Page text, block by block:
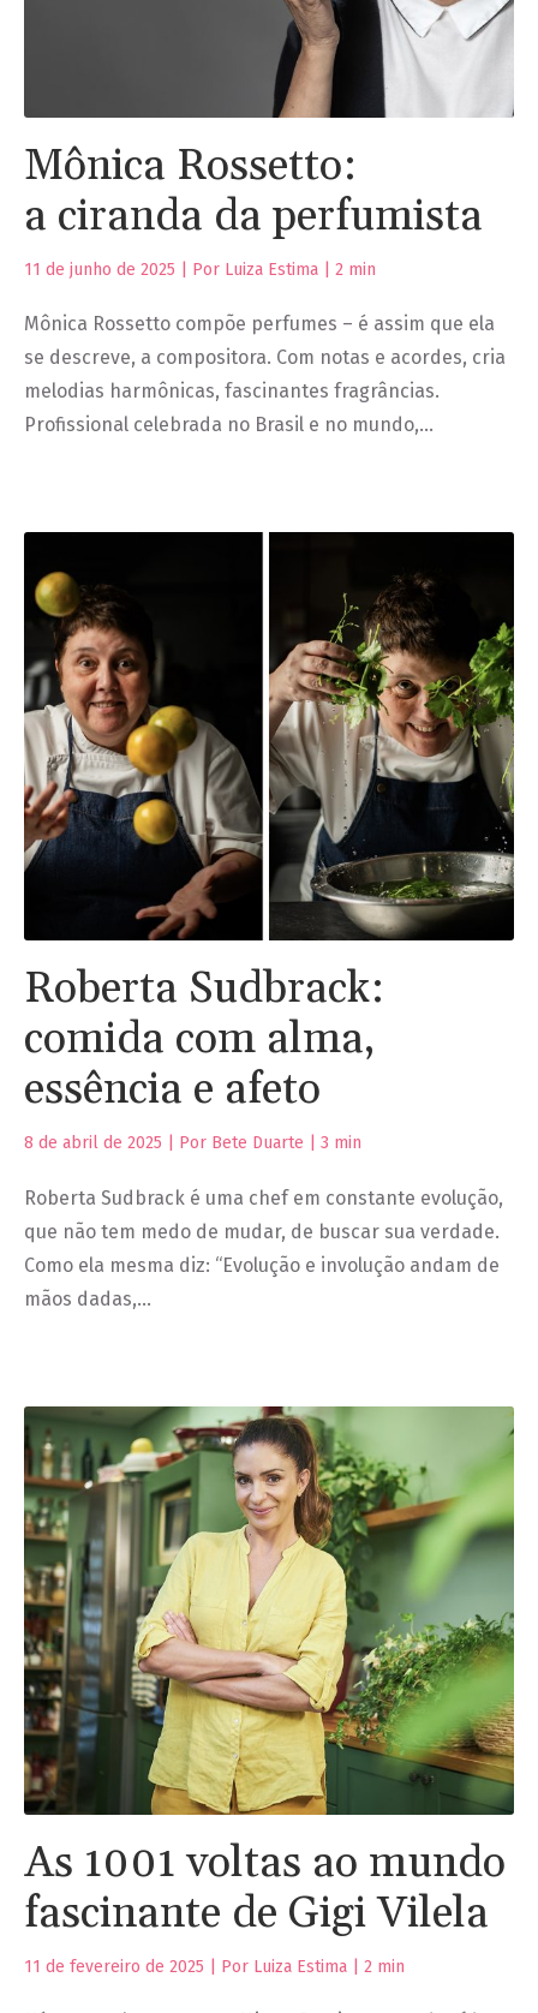
Mônica Rossetto:
a ciranda da perfumista
11 de junho de 2025 | Por Luiza Estima | 2 min
Mônica Rossetto compõe perfumes – é assim que ela
se descreve, a compositora. Com notas e acordes, cria
melodias harmônicas, fascinantes fragrâncias.
Profissional celebrada no Brasil e no mundo,…
Roberta Sudbrack:
comida com alma,
essência e afeto
8 de abril de 2025 | Por Bete Duarte | 3 min
Roberta Sudbrack é uma chef em constante evolução,
que não tem medo de mudar, de buscar sua verdade.
Como ela mesma diz: “Evolução e involução andam de
mãos dadas,…
As 1001 voltas ao mundo
fascinante de Gigi Vilela
11 de fevereiro de 2025 | Por Luiza Estima | 2 min